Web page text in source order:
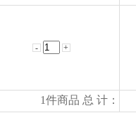
1件商品 总 计：